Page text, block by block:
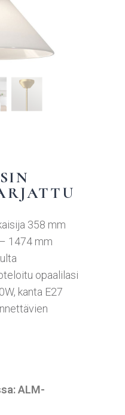
358 mm
1474 mm
opaalilasi
kanta E27
ALM-